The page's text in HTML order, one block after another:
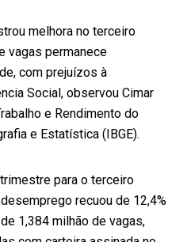
melhora no terceiro
vagas permanece
com prejuízos à
Social, observou Cimar
e Rendimento do
e Estatística (IBGE).
para o terceiro
recuou de 12,4%
1,384 milhão de vagas,